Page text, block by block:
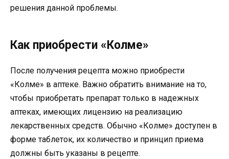
решения данной проблемы.
Как приобрести «Колме»
После получения рецепта можно приобрести
«Колме» в аптеке. Важно обратить внимание на то,
чтобы приобретать препарат только в надежных
аптеках, имеющих лицензию на реализацию
лекарственных средств. Обычно «Колме» доступен в
форме таблеток, их количество и принцип приема
должны быть указаны в рецепте.